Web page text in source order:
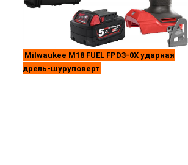
Milwaukee M18 FUEL FPD3-0X ударная
дрель-шуруповерт